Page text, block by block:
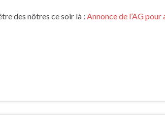
des nôtres ce soir là : Annonce de l’AG pour